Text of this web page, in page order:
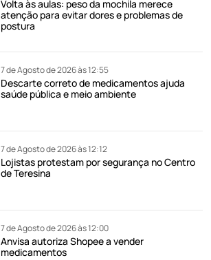
Volta às aulas: peso da mochila merece
atenção para evitar dores e problemas de
postura
7 de Agosto de 2026 às 12:55
Descarte correto de medicamentos ajuda
saúde pública e meio ambiente
7 de Agosto de 2026 às 12:12
Lojistas protestam por segurança no Centro
de Teresina
7 de Agosto de 2026 às 12:00
Anvisa autoriza Shopee a vender
medicamentos